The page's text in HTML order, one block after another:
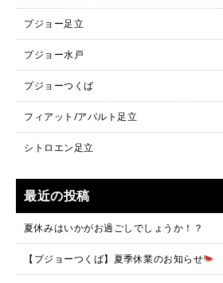
プジョー足立
プジョー水戸
プジョーつくば
フィアット/アバルト足立
シトロエン足立
最近の投稿
夏休みはいかがお過ごしでしょうか！？
【プジョーつくば】夏季休業のお知らせ